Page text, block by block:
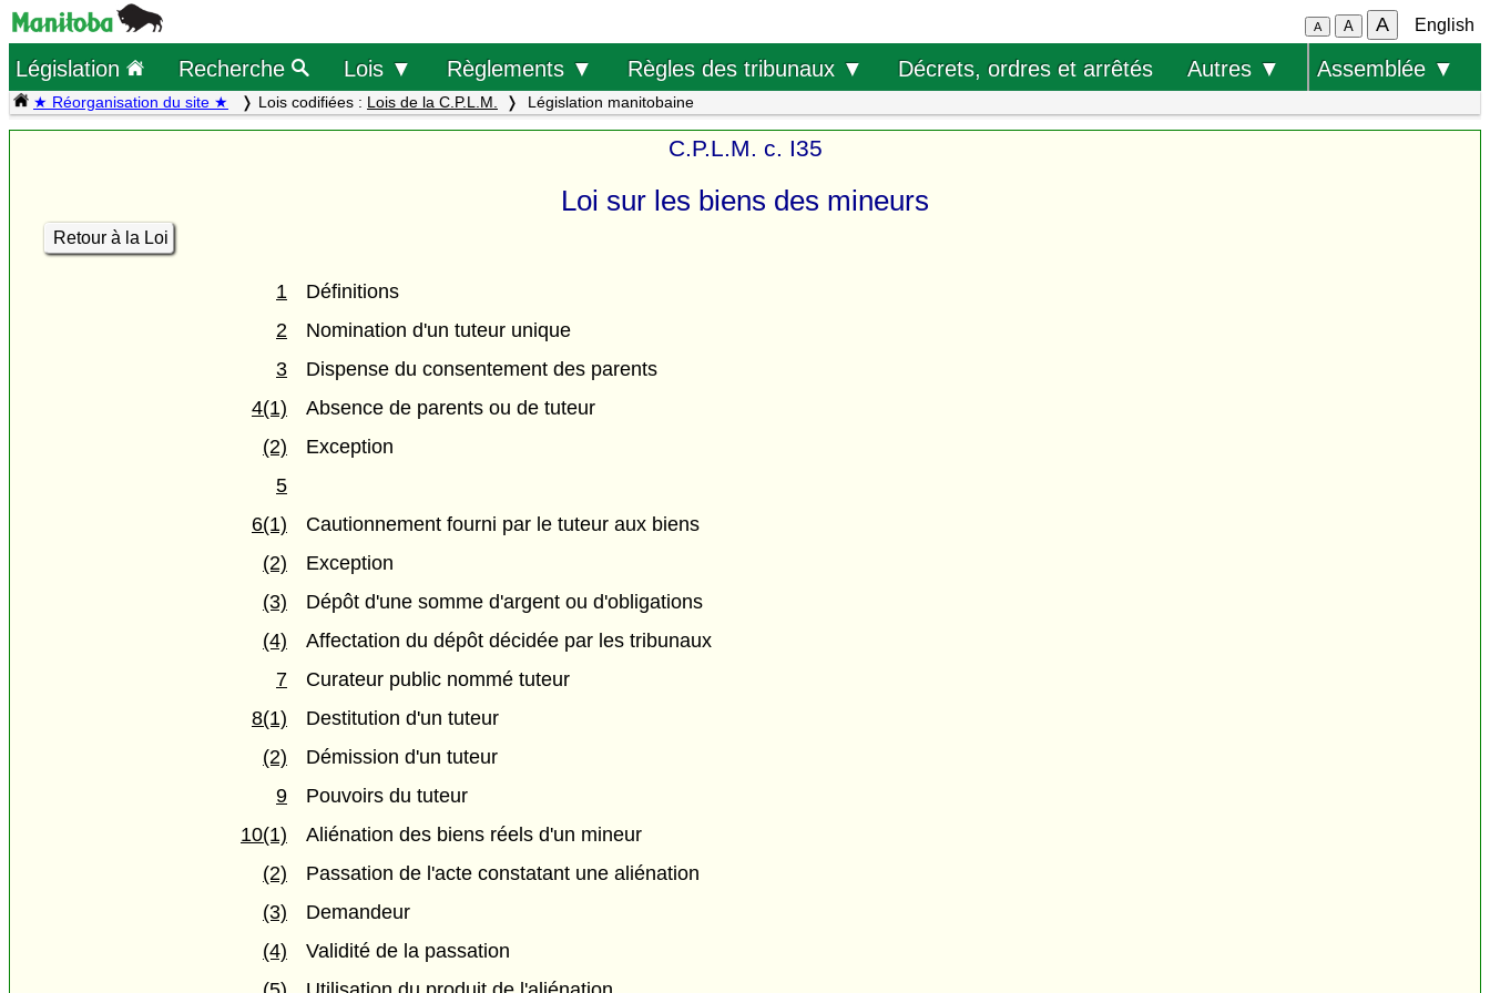
A A A English
Législation Recherche Lois ▼ Règlements ▼ Règles des tribunaux ▼ Décrets, ordres et arrêtés Autres ▼ Assemblée ▼
★ Réorganisation du site ★ Lois codifiées : Lois de la C.P.L.M. Législation manitobaine
C.P.L.M. c. I35
Loi sur les biens des mineurs
Retour à la Loi
1
Définitions
2
Nomination d'un tuteur unique
3
Dispense du consentement des parents
4(1)
Absence de parents ou de tuteur
(2)
Exception
5
6(1)
Cautionnement fourni par le tuteur aux biens
(2)
Exception
(3)
Dépôt d'une somme d'argent ou d'obligations
(4)
Affectation du dépôt décidée par les tribunaux
7
Curateur public nommé tuteur
8(1)
Destitution d'un tuteur
(2)
Démission d'un tuteur
9
Pouvoirs du tuteur
10(1)
Aliénation des biens réels d'un mineur
(2)
Passation de l'acte constatant une aliénation
(3)
Demandeur
(4)
Validité de la passation